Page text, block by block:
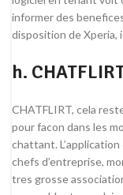
informer des
disposition de Xperia,
h.
CHATFLIRT, cela
pour facon dans les
chattant.
chefs d’entreprise,
tres grosse